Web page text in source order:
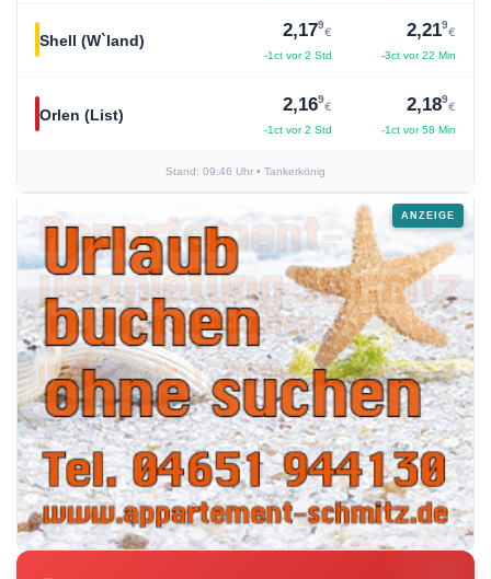
Shell (W`land) 2,179
€
-1ct vor 2 Std
2,219
€
-3ct vor 22 Min
Orlen (List) 2,169
€
-1ct vor 2 Std
2,189
€
-1ct vor 58 Min
Stand: 09:46 Uhr • Tankerkönig